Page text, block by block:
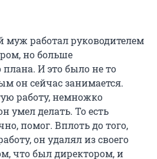
муж работал руководителем
но больше
И это было не то
он сейчас занимается.
работу, немножко
умел делать. То есть
помог. Вплоть до того,
он удалял из своего
что был директором, и